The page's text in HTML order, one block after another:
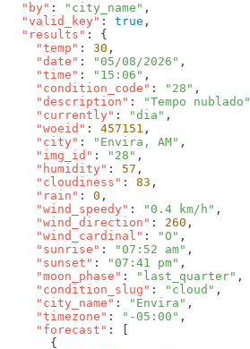
  "by"
: "city_name"
  "valid_key"
: true
  "results"
    "temp"
: 30
    "date"
: "05/08/2026"
    "time"
: "15:06"
    "condition_code"
: "28"
    "description"
: "Tempo nublado"
    "currently"
: "dia"
    "woeid"
: 457151
    "city"
: "Envira, AM"
    "img_id"
: "28"
    "humidity"
: 57
    "cloudiness"
: 83
    "rain"
: 0
    "wind_speedy"
: "0.4 km/h"
    "wind_direction"
: 260
    "wind_cardinal"
: "O"
    "sunrise"
: "07:52 am"
    "sunset"
: "07:41 pm"
    "moon_phase"
: "last_quarter"
    "condition_slug"
: "cloud"
    "city_name"
: "Envira"
    "timezone"
: "-05:00"
    "forecast"